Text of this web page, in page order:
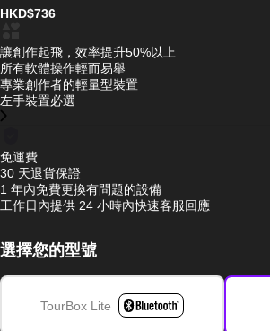
HKD$736
讓創作起飛，效率提升50%以上
所有軟體操作輕而易舉
專業創作者的輕量型裝置
左手裝置必選
免運費
30 天退貨保證
1 年內免費更換有問題的設備
工作日內提供 24 小時內快速客服回應
選擇您的型號
TourBox Lite